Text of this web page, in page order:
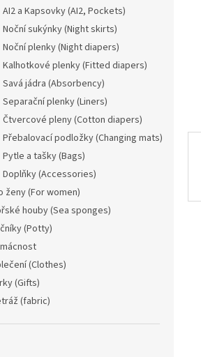
AI2 a Kapsovky (AI2, Pockets)
Noční sukýnky (Night skirts)
Noční plenky (Night diapers)
Kalhotkové plenky (Fitted diapers)
Savá jádra (Absorbency)
Separační plenky (Liners)
Čtvercové pleny (Cotton diapers)
Přebalovací podložky (Changing mats)
Pytle a tašky (Bags)
Doplňky (Accessories)
ženy (For women)
houby (Sea sponges)
(Potty)
(Clothes)
(Gifts)
(fabric)